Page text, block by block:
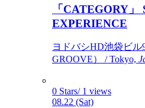
「CATEGORY
EXPERIENCE
ヨドバシHD池袋ビ
GROOVE） / Tokyo,
0 Stars/ 1 views
08.22 (Sat)